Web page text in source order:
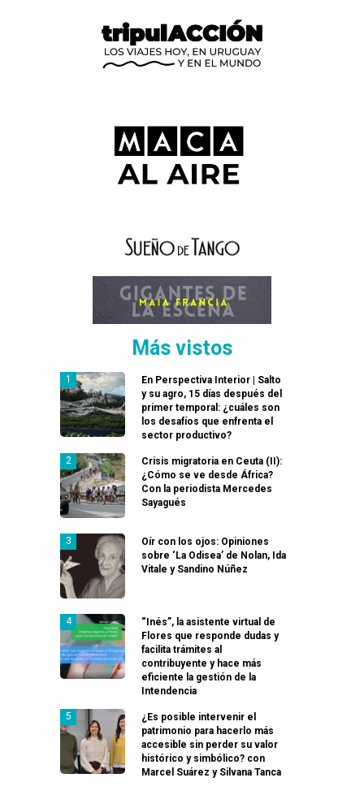
Más vistos
En Perspectiva Interior | Salto
y su agro, 15 días después del
primer temporal: ¿cuáles son
los desafíos que enfrenta el
sector productivo?
Crisis migratoria en Ceuta (II):
¿Cómo se ve desde África?
Con la periodista Mercedes
Sayagués
Oír con los ojos: Opiniones
sobre ‘La Odisea’ de Nolan, Ida
Vitale y Sandino Núñez
“Inés”, la asistente virtual de
Flores que responde dudas y
facilita trámites al
contribuyente y hace más
eficiente la gestión de la
Intendencia
¿Es posible intervenir el
patrimonio para hacerlo más
accesible sin perder su valor
histórico y simbólico? con
Marcel Suárez y Silvana Tanca